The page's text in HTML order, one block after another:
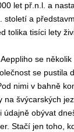
let př.n.l. a
století a
tolika tisíci lety
se
se pustila
nimi v bahně
na švýcarských
údajně obývat
Stačí jen toho,